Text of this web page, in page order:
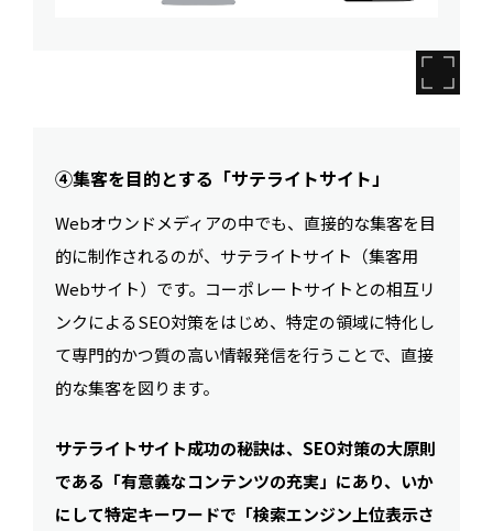
④集客を目的とする「サテライトサイト」
Webオウンドメディアの中でも、直接的な集客を目
的に制作されるのが、サテライトサイト（集客用
Webサイト）です。コーポレートサイトとの相互リ
ンクによるSEO対策をはじめ、特定の領域に特化し
て専門的かつ質の高い情報発信を行うことで、直接
的な集客を図ります。
サテライトサイト成功の秘訣は、SEO対策の大原則
である「有意義なコンテンツの充実」にあり、いか
にして特定キーワードで「検索エンジン上位表示さ